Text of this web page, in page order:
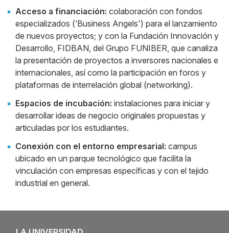
Acceso a financiación: colaboración con fondos
especializados (‘Business Angels') para el lanzamiento
de nuevos proyectos; y con la Fundación Innovación y
Desarrollo, FIDBAN, del Grupo FUNIBER, que canaliza
la presentación de proyectos a inversores nacionales e
internacionales, así como la participación en foros y
plataformas de interrelación global (networking).
Espacios de incubación: instalaciones para iniciar y
desarrollar ideas de negocio originales propuestas y
articuladas por los estudiantes.
Conexión con el entorno empresarial: campus
ubicado en un parque tecnológico que facilita la
vinculación con empresas específicas y con el tejido
industrial en general.